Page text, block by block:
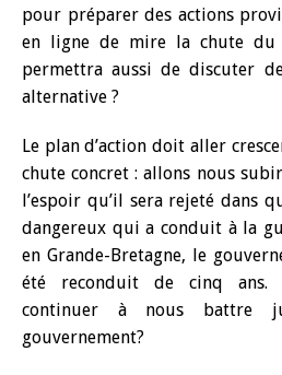
pour préparer des actions
en ligne de mire la chute du
permettra aussi de discuter
alternative ?
Le plan d’action doit aller
chute concret : allons nous
l’espoir qu’il sera rejeté dans
dangereux qui a conduit à la
en Grande-Bretagne, le
été reconduit de cinq ans.
continuer à nous battre
gouvernement?